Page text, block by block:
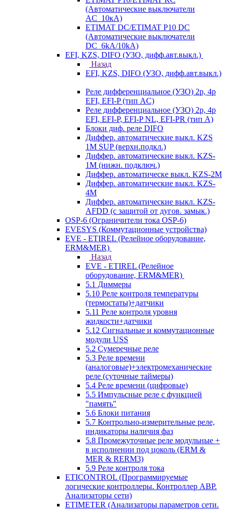
(Автоматические выключатели
AC_10кА)
ETIMAT DC/ETIMAT P10 DC
(Автоматические выключатели
DC_6kA/10kA)
EFI, KZS, DIFO (УЗО, дифф.авт.выкл.)
Назад
EFI, KZS, DIFO (УЗО, дифф.авт.выкл.)
Реле дифференциальное (УЗО) 2р, 4р
EFI, EFI-P (тип AС)
Реле дифференциальное (УЗО) 2р, 4р
EFI, EFI-P, EFI-P NL, EFI-PR (тип A)
Блоки диф. реле DIFO
Диффер. автоматические выкл. KZS
1M SUP (верхн.подкл.)
Диффер. автоматические выкл. KZS-
1M (нижн. подключ.)
Диффер. автоматическе выкл. KZS-2M
Диффер. автоматические выкл. KZS-
4M
Диффер. автоматические выкл. KZS-
AFDD (с защитой от дугов. замык.)
OSP-6 (Ограничители тока OSP-6)
EVESYS (Коммутационные устройства)
EVE - ETIREL (Релейное оборудование,
ERM&MER)
Назад
EVE - ETIREL (Релейное
оборудование, ERM&MER)
5.1 Диммеры
5.10 Реле контроля температуры
(термостаты)+датчики
5.11 Реле контроля уровня
жидкости+датчики
5.12 Сигнальные и коммутационные
модули USS
5.2 Сумеречные реле
5.3 Реле времени
(аналоговые)+электромеханические
реле (суточные таймеры)
5.4 Реле времени (цифровые)
5.5 Импульсные реле с функцией
"память"
5.6 Блоки питания
5.7 Контрольно-измерительные реле,
индикаторы наличия фаз
5.8 Промежуточные реле модульные +
в исполнении под цоколь (ERM &
MER & RERM3)
5.9 Реле контроля тока
ETICONTROL (Программируемые
логические контроллеры. Контроллер АВР.
Анализаторы сети)
ETIMETER (Анализаторы параметров сети.